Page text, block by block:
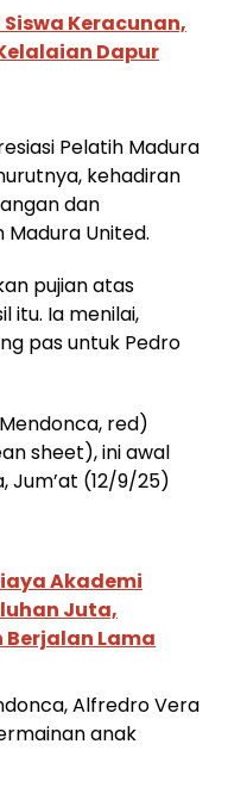
Siswa Keracunan,
Dapur
Pelatih Madura
kehadiran
dan
United.
pujian atas
itu. Ia menilai,
pas untuk Pedro
red)
sheet), ini awal
Jum’at (12/9/25)
Akademi
Juta,
Berjalan Lama
Alfredro Vera
anak